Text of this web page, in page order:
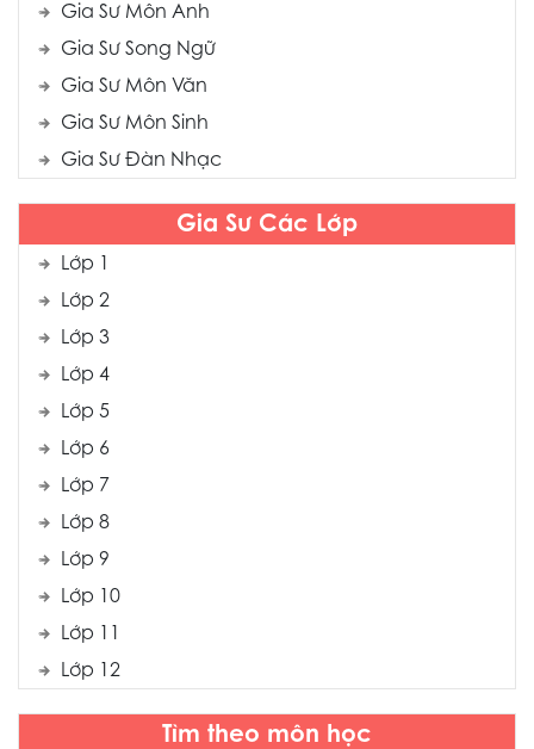
Gia Sư Môn Anh
Gia Sư Song Ngữ
Gia Sư Môn Văn
Gia Sư Môn Sinh
Gia Sư Đàn Nhạc
Gia Sư Các Lớp
Lớp 1
Lớp 2
Lớp 3
Lớp 4
Lớp 5
Lớp 6
Lớp 7
Lớp 8
Lớp 9
Lớp 10
Lớp 11
Lớp 12
Tìm theo môn học